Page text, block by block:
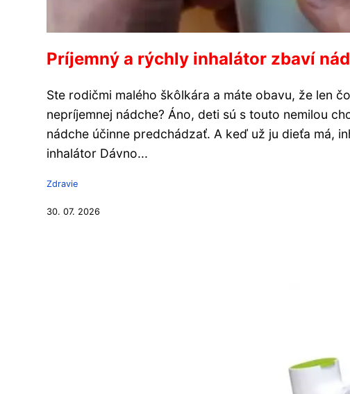
Príjemný a rýchly inhalátor zbaví
Ste rodičmi malého škôlkára a máte obavu, že len
nepríjemnej nádche? Áno, deti sú s touto nemilou
nádche účinne predchádzať. A keď už ju dieťa má,
inhalátor Dávno...
Zdravie
30. 07. 2026